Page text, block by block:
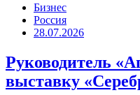
Бизнес
Россия
28.07.2026
Руководитель
выставку